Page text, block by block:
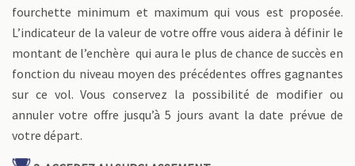
fourchette minimum et maximum qui vous est proposée.
L’indicateur de la valeur de votre offre vous aidera à définir le
montant de l’enchère qui aura le plus de chance de succès en
fonction du niveau moyen des précédentes offres gagnantes
sur ce vol. Vous conservez la possibilité de modifier ou
annuler votre offre jusqu’à 5 jours avant la date prévue de
votre départ.